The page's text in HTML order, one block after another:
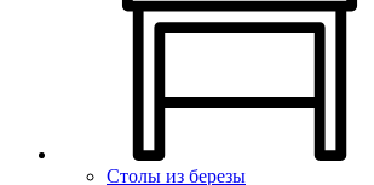
Столы из березы